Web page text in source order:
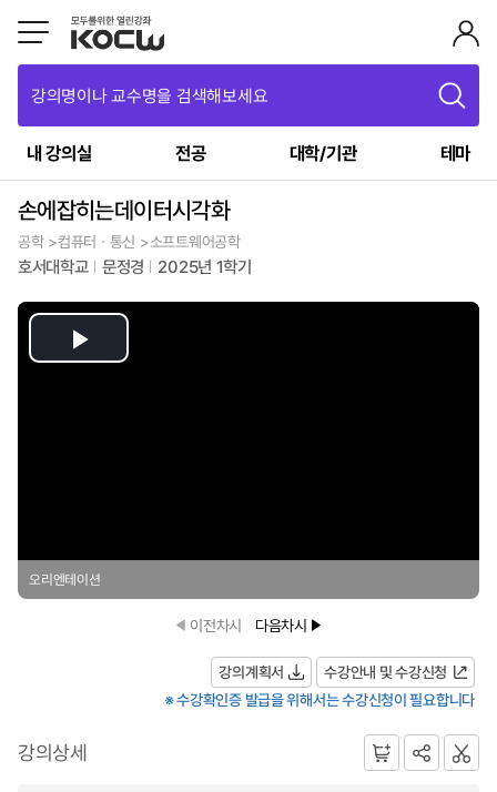
강의명이나 교수명을 검색해보세요
내 강의실 전공 대학/기관 테마
손에잡히는데이터시각화
공학 >컴퓨터ㆍ통신 >소프트웨어공학
호서대학교 문정경 2025년 1학기
Play
오리엔테이션
이전차시 다음차시
강의계획서
수강안내 및 수강신청
※ 수강확인증 발급을 위해서는 수강신청이 필요합니다
강의상세